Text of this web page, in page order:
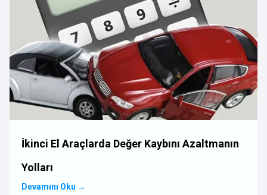
İkinci El Araçlarda Değer Kaybını Azaltmanın
Yolları
Devamını Oku →